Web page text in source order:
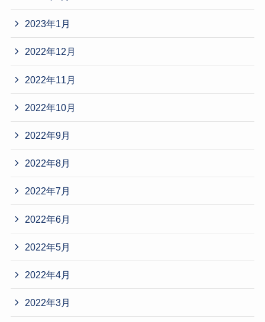
2023年1月
2022年12月
2022年11月
2022年10月
2022年9月
2022年8月
2022年7月
2022年6月
2022年5月
2022年4月
2022年3月